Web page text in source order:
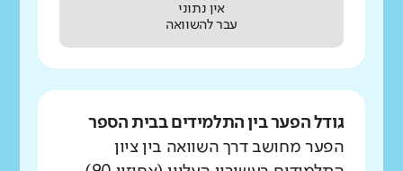
אין נתוני
עבר להשוואה
גודל הפער בין התלמידים בבית הספר
הפער מחושב דרך השוואה בין ציון